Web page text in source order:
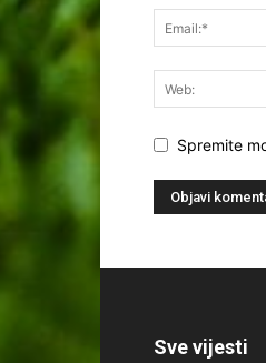
Spremite
Sve vijesti